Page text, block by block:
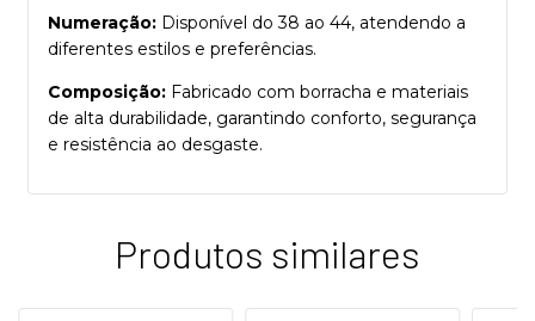
Numeração: Disponível do 38 ao 44, atendendo a
diferentes estilos e preferências.
Composição: Fabricado com borracha e materiais
de alta durabilidade, garantindo conforto, segurança
e resistência ao desgaste.
Produtos similares